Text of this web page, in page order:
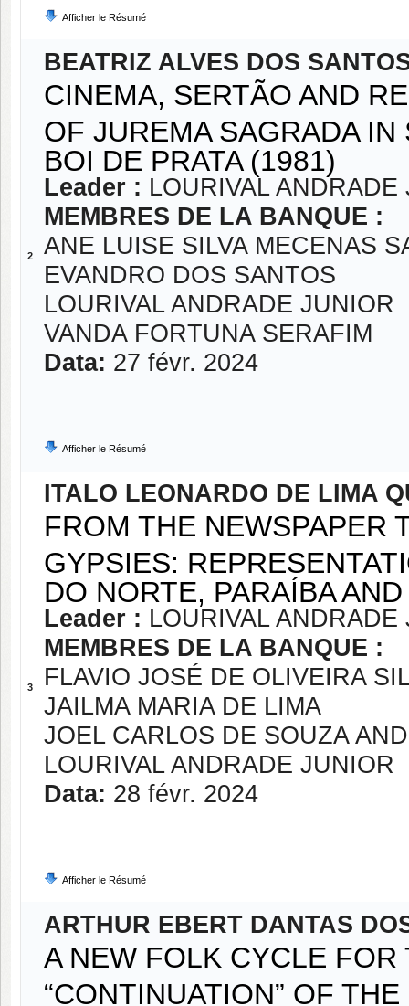
Afficher le Résumé
2
BEATRIZ ALVES DOS
CINEMA, SERTÃO AND
OF JUREMA SAGRADA
BOI DE PRATA (1981)
Leader : LOURIVAL ANDRADE
MEMBRES DE LA BANQUE :
ANE LUISE SILVA MECENAS
EVANDRO DOS SANTOS
LOURIVAL ANDRADE JUNIOR
VANDA FORTUNA SERAFIM
Data: 27 févr. 2024
Afficher le Résumé
3
ITALO LEONARDO DE LIMA
FROM THE NEWSPAPER
GYPSIES:
DO NORTE, PARAÍBA
Leader : LOURIVAL ANDRADE
MEMBRES DE LA BANQUE :
FLAVIO JOSÉ DE OLIVEIRA
JAILMA MARIA DE LIMA
JOEL CARLOS DE SOUZA
LOURIVAL ANDRADE JUNIOR
Data: 28 févr. 2024
Afficher le Résumé
ARTHUR EBERT DANTAS
A NEW FOLK CYCLE
“CONTINUATION” OF